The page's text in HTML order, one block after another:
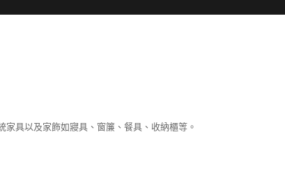
具以及家飾如寢具、窗簾、餐具、收納櫃等。